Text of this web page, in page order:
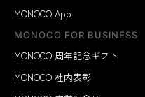
MONOCO App
MONOCO FOR BUSINESS
MONOCO 周年記念ギフト
MONOCO 社内表彰